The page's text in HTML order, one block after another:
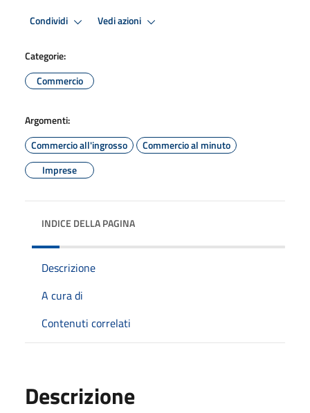
Condividi Vedi azioni
Categorie:
Commercio
Argomenti:
Commercio all'ingrosso
Commercio al minuto
Imprese
INDICE DELLA PAGINA
Descrizione
A cura di
Contenuti correlati
Descrizione